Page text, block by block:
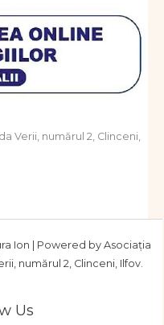
Verii, numărul 2, Clinceni,
Ion | Powered by Asociația
numărul 2, Clinceni, Ilfov.
Us